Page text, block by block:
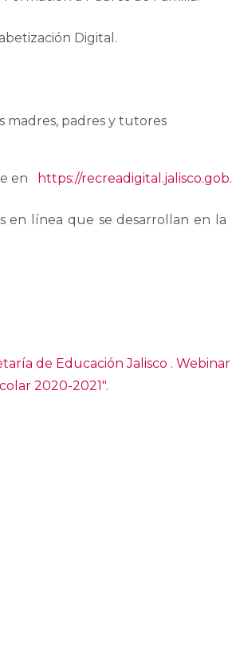
Digital.
madres, padres y tutores
en https://
en línea que se desarrollan en